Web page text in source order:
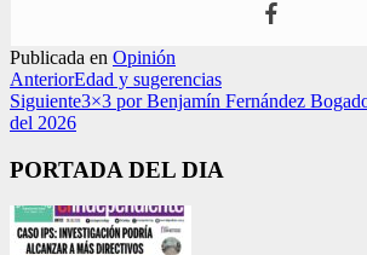
Publicada en Opinión
AnteriorEdad y sugerencias
Siguiente3×3 por Benjamín Fernández
del 2026
PORTADA DEL DIA